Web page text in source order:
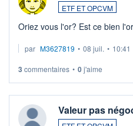
ETF ET OPCVM
Oriez vous l'or? Est ce bien l'or
par M3627819 • 08 juil. • 10:41
3 commentaires • 0j'aime
Valeur pas